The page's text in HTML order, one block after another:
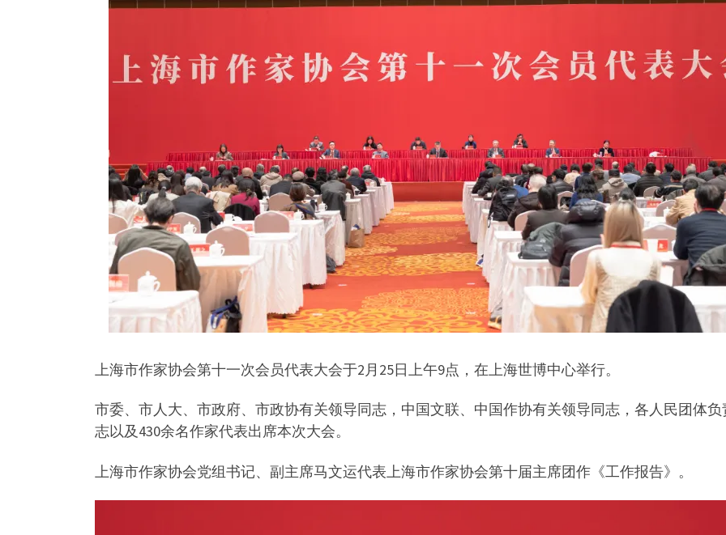
上海市作家协会第十一次会员代表大会于2月25日上午9点，在上海世博中心举行。
市委、市人大、市政府、市政协有关领导同志，中国文联、中国作协有关领导同志，各人民团体负
志以及430余名作家代表出席本次大会。
上海市作家协会党组书记、副主席马文运代表上海市作家协会第十届主席团作《工作报告》。